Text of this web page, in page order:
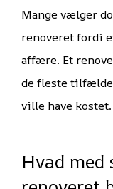
Mange vælger
renoveret fordi
affære. Et
de fleste
ville have kostet.
Hvad